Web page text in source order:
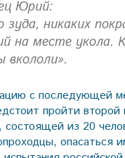
Юрий:
зуда, никаких
на месте укола.
с последующей
пройти второй
состоящей из 20
опасаться